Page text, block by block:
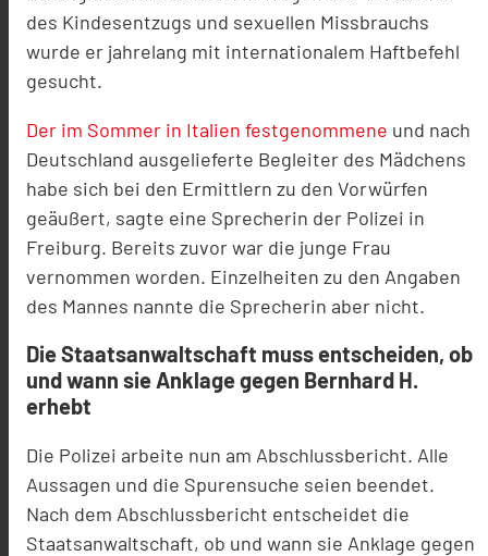
des Kindesentzugs und sexuellen Missbrauchs
wurde er jahrelang mit internationalem Haftbefehl
gesucht.
Der im Sommer in Italien festgenommene und nach
Deutschland ausgelieferte Begleiter des Mädchens
habe sich bei den Ermittlern zu den Vorwürfen
geäußert, sagte eine Sprecherin der Polizei in
Freiburg. Bereits zuvor war die junge Frau
vernommen worden. Einzelheiten zu den Angaben
des Mannes nannte die Sprecherin aber nicht.
Die Staatsanwaltschaft muss entscheiden, ob
und wann sie Anklage gegen Bernhard H.
erhebt
Die Polizei arbeite nun am Abschlussbericht. Alle
Aussagen und die Spurensuche seien beendet.
Nach dem Abschlussbericht entscheidet die
Staatsanwaltschaft, ob und wann sie Anklage gegen